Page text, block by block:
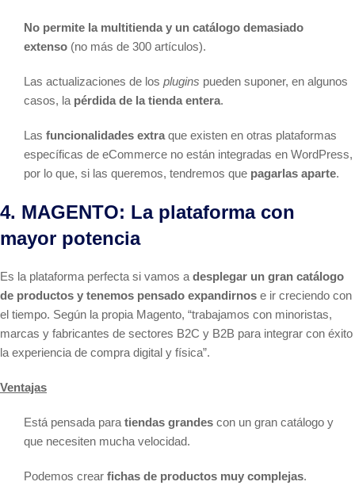
No permite la multitienda y un catálogo demasiado
extenso (no más de 300 artículos).
Las actualizaciones de los plugins pueden suponer, en algunos
casos, la pérdida de la tienda entera.
Las funcionalidades extra que existen en otras plataformas
específicas de eCommerce no están integradas en WordPress,
por lo que, si las queremos, tendremos que pagarlas aparte.
4. MAGENTO: La plataforma con
mayor potencia
Es la plataforma perfecta si vamos a desplegar un gran catálogo
de productos y tenemos pensado expandirnos e ir creciendo con
el tiempo. Según la propia Magento, “trabajamos con minoristas,
marcas y fabricantes de sectores B2C y B2B para integrar con éxito
la experiencia de compra digital y física”.
Ventajas
Está pensada para tiendas grandes con un gran catálogo y
que necesiten mucha velocidad.
Podemos crear fichas de productos muy complejas.